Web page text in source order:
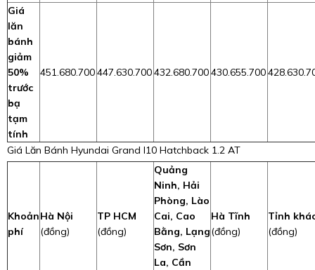
Giá
lăn
bánh
giảm
50%
trước
bạ
tạm
tính
451.680.700447.630.700432.680.700430.655.700
Giá Lăn Bánh Hyundai Grand I10 Hatchback 1.2 AT
Khoản
phí
Hà Nội
(đồng)
TP HCM
(đồng)
Quảng
Ninh, Hải
Phòng, Lào
Cai, Cao
Bằng, Lạng
Sơn, Sơn
La, Cần
Hà Tĩnh
(đồng)
Tỉnh
(đồng)